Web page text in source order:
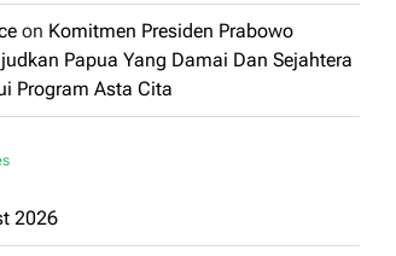
on Komitmen Presiden Prabowo
Papua Yang Damai Dan Sejahtera
Program Asta Cita
2026